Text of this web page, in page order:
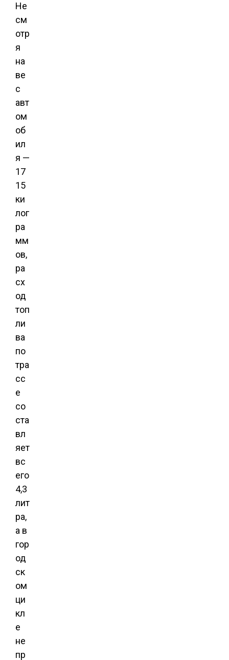
Не
см
отр
я
на
ве
с
авт
ом
об
ил
я —
17
15
ки
лог
ра
мм
ов,
ра
сх
од
топ
ли
ва
по
тра
сс
е
со
ста
вл
яет
вс
его
4,3
лит
ра,
а в
гор
од
ск
ом
ци
кл
е
не
пр